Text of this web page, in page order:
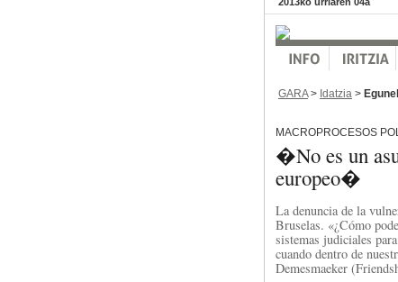
GARA> Idatzia >
MACROPROCESOS
�No es un
europeo�
La denuncia de la
Bruselas. «¿Cómo
sistemas judiciales
cuando dentro de
Demesmaeker